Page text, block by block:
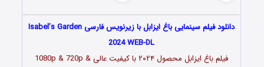
دانلود فیلم سینمایی باغ ایزابل با زیرنویس فارسی Isabel’s Garden
2024 WEB-DL
فیلم باغ ایزابل محصول ۲۰۲۴ با کیفیت عالی 1080p & 720p &